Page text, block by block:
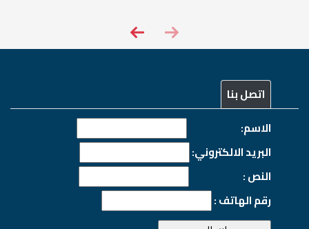
اتصل بنا
الاسم:
البريد الالكتروني:
النص :
رقم الهاتف :